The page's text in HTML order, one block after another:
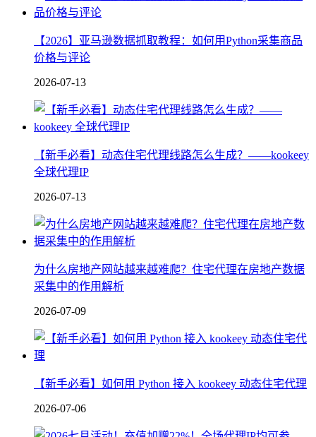
【2026】亚马逊数据抓取教程：如何用Python采集商品
价格与评论
2026-07-13
【新手必看】动态住宅代理线路怎么生成？——kookeey
全球代理IP
2026-07-13
为什么房地产网站越来越难爬？住宅代理在房地产数据
采集中的作用解析
2026-07-09
【新手必看】如何用 Python 接入 kookeey 动态住宅代理
2026-07-06